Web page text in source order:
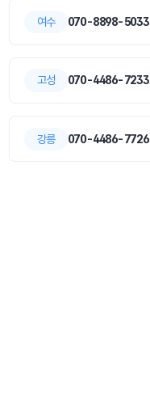
여수 070-8898-5033
고성 070-4486-7233
강릉 070-4486-7726